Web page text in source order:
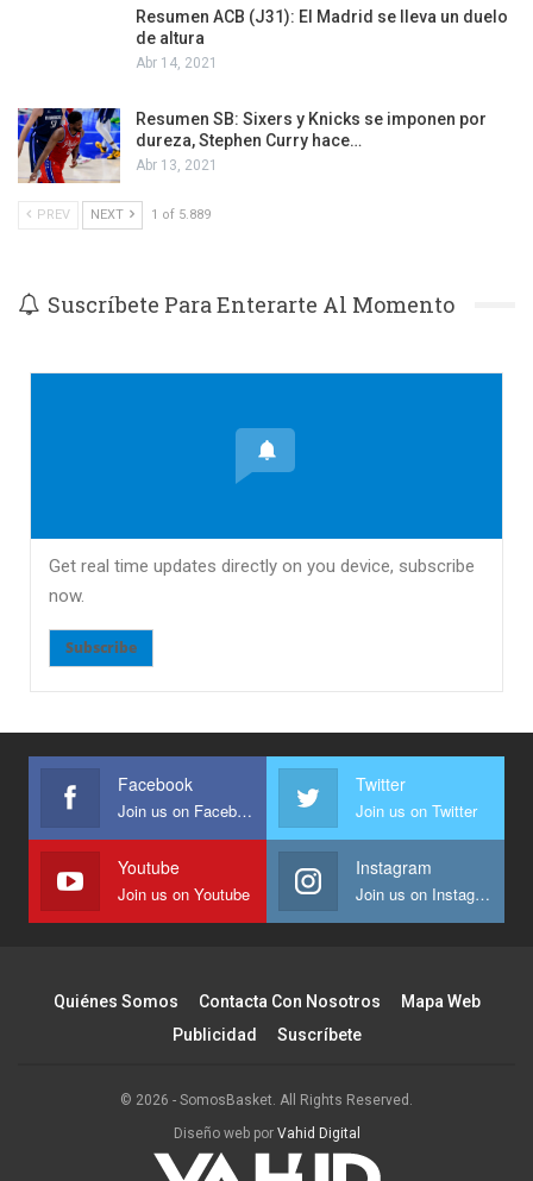
Resumen ACB (J31): El Madrid se lleva un duelo
de altura
Abr 14, 2021
Resumen SB: Sixers y Knicks se imponen por
dureza, Stephen Curry hace…
Abr 13, 2021
PREV NEXT 1 of 5.889
Suscríbete Para Enterarte Al Momento
Get real time updates directly on you device, subscribe
now.
Subscribe
Facebook
Join us on Facebook
Twitter
Join us on Twitter
Youtube
Join us on Youtube
Instagram
Join us on Instagram
Quiénes Somos Contacta Con Nosotros
Mapa Web
Publicidad
Suscríbete
© 2026 - SomosBasket. All Rights Reserved.
Diseño web por Vahid Digital